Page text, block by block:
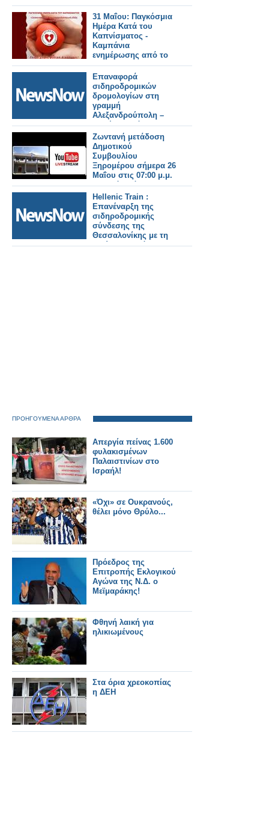
31 Μαΐου: Παγκόσμια
Ημέρα Κατά του
Καπνίσματος -
Καμπάνια
ενημέρωσης από το
ΕΛΙΚΑΡ
Επαναφορά
σιδηροδρομικών
δρομολογίων στη
γραμμή
Αλεξανδρούπολη –
Ορμένιο από 31
Μαϊου.
Ζωντανή μετάδοση
Δημοτικού
Συμβουλίου
Ξηρομέρου σήμερα 26
Μαΐου στις 07:00 μ.μ.
Τεχνικό Πρόγραμμα
και δημοτικά τέλη
στην ημερήσια
διάταξη.
Hellenic Train :
Επανέναρξη της
σιδηροδρομικής
σύνδεσης της
Θεσσαλονίκης με τη
Φλώρινα, από το
ΠΡΟΗΓΟΥΜΕΝΑ ΑΡΘΡΑ
Απεργία πείνας 1.600
φυλακισμένων
Παλαιστινίων στο
Ισραήλ!
«Όχι» σε Ουκρανούς,
θέλει μόνο Θρύλο...
Πρόεδρος της
Επιτροπής Εκλογικού
Αγώνα της Ν.Δ. ο
Μεϊμαράκης!
Φθηνή λαική για
ηλικιωμένους
Στα όρια χρεοκοπίας
η ΔΕΗ